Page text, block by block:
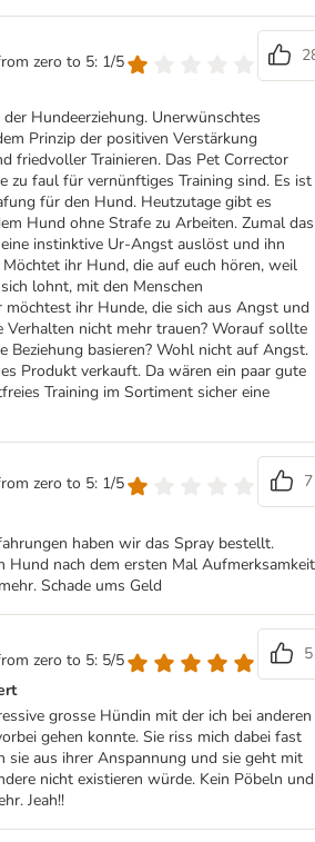
zero to 5: 1/5
Hundeerziehung. Unerwünschtes
Prinzip der positiven Verstärkung
friedvoller Trainieren. Das Pet Corrector
zu faul für vernünftiges Training sind. Es ist
für den Hund. Heutzutage gibt es
Hund ohne Strafe zu Arbeiten. Zumal das
instinktive Ur-Angst auslöst und ihn
ihr Hund, die auf euch hören, weil
lohnt, mit den Menschen
möchtest ihr Hunde, die sich aus Angst und
Verhalten nicht mehr trauen? Worauf sollte
Beziehung basieren? Wohl nicht auf Angst.
Produkt verkauft. Da wären ein paar gute
Training im Sortiment sicher eine
zero to 5: 1/5
7
haben wir das Spray bestellt.
Hund nach dem ersten Mal Aufmerksamkeit
Schade ums Geld
zero to 5: 5/5
5
grosse Hündin mit der ich bei anderen
gehen konnte. Sie riss mich dabei fast
sie aus ihrer Anspannung und sie geht mit
nicht existieren würde. Kein Pöbeln und
Jeah!!